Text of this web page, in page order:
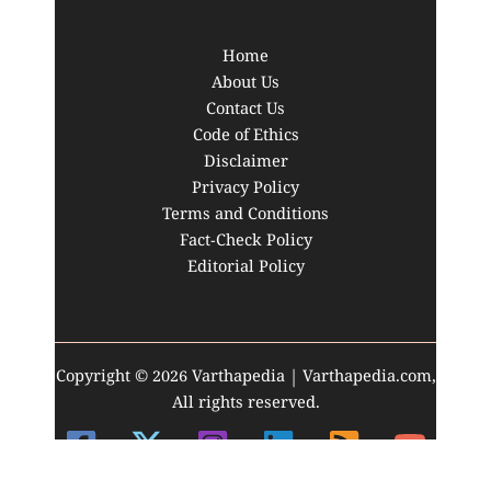
Home
About Us
Contact Us
Code of Ethics
Disclaimer
Privacy Policy
Terms and Conditions
Fact-Check Policy
Editorial Policy
Copyright © 2026 Varthapedia | Varthapedia.com,
All rights reserved.